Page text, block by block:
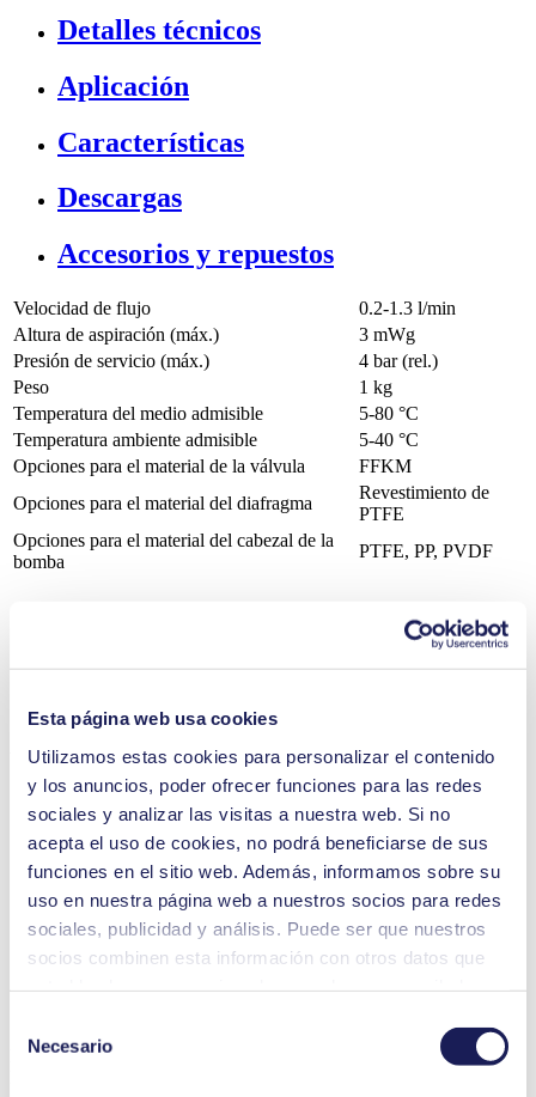
Esta página web usa cookies
Utilizamos estas cookies para personalizar el contenido
y los anuncios, poder ofrecer funciones para las redes
sociales y analizar las visitas a nuestra web. Si no
acepta el uso de cookies, no podrá beneficiarse de sus
funciones en el sitio web. Además, informamos sobre su
uso en nuestra página web a nuestros socios para redes
sociales, publicidad y análisis. Puede ser que nuestros
socios combinen esta información con otros datos que
Usted puede revocar su consentimiento en cualquier
momento: solo tiene que hacer clic en «Cookies» al final
Necesario
Detalles técnicos
Aplicación
Características
Descargas
Accesorios y repuestos
Velocidad de flujo
0.2-1.3 l/min
Altura de aspiración (máx.)
3 mWg
Presión de servicio (máx.)
4 bar (rel.)
Peso
1 kg
Temperatura del medio admisible
5-80 °C
Temperatura ambiente admisible
5-40 °C
Opciones para el material de la válvula
FFKM
Opciones para el material del diafragma
Revestimiento de
PTFE
Opciones para el material del cabezal de la
bomba
PTFE, PP, PVDF
Evaporación por rotación
Ventajas
Manejo sencillo e intuitivo
Control manual, analógico y reactivo
Autocebado, funcionamiento en seco
A prueba de salpicaduras con calificación IP65
Disponible en distintos materiales para ofrecer resistencia
química
Sin mantenimiento
Materiales del cabezal de la bomba: PP, PVDF, PTFE
Material del diafragma: Revestimiento de PTFE
LIQUIPORT® NF 1.100 RC